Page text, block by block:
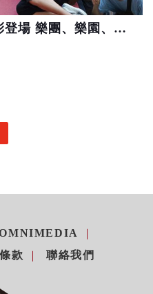
雲西海洋音樂季7/13精彩登場 樂團、樂園、水上活動同場樂翻天
款
聯絡我們